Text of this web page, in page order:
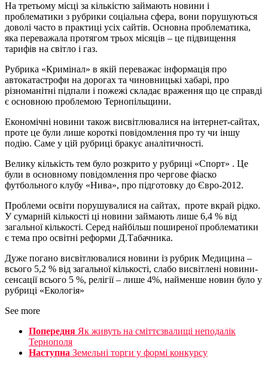
На третьому місці за кількістю займають новини і
проблематики з рубрики соціальна сфера, вони порушуються
доволі часто в практиці усіх сайтів. Основна проблематика,
яка переважала протягом трьох місяців – це підвищення
тарифів на світло і газ.
Рубрика «Кримінал» в якій переважає інформація про
автокатастрофи на дорогах та чиновницькі хабарі, про
різноманітні підпали і пожежі складає враження що це справді
є основною проблемою Тернопільщини.
Економічні новини також висвітлювалися на інтернет-сайтах,
проте це були лише короткі повідомлення про ту чи іншу
подію. Саме у цій рубриці бракує аналітичності.
Велику кількість тем було розкрито у рубриці «Спорт» . Це
були в основному повідомлення про чергове фіаско
футбольного клубу «Нива», про підготовку до Євро-2012.
Проблеми освіти порушувалися на сайтах, проте вкрай рідко.
У сумарній кількості ці новини займають лише 6,4 % від
загальної кількості. Серед найбільш поширеної проблематики
є тема про освітні реформи Д.Табачника.
Дуже погано висвітлювалися новини із рубрик Медицина –
всього 5,2 % від загальної кількості, слабо висвітлені новини-
сенсації всього 5 %, релігії – лише 4%, найменше новин було у
рубриці «Екологія»
See more
Попередня Як живуть на сміттєзвалищі неподалік
Тернополя
Наступна Земельні торги у формі конкурсу